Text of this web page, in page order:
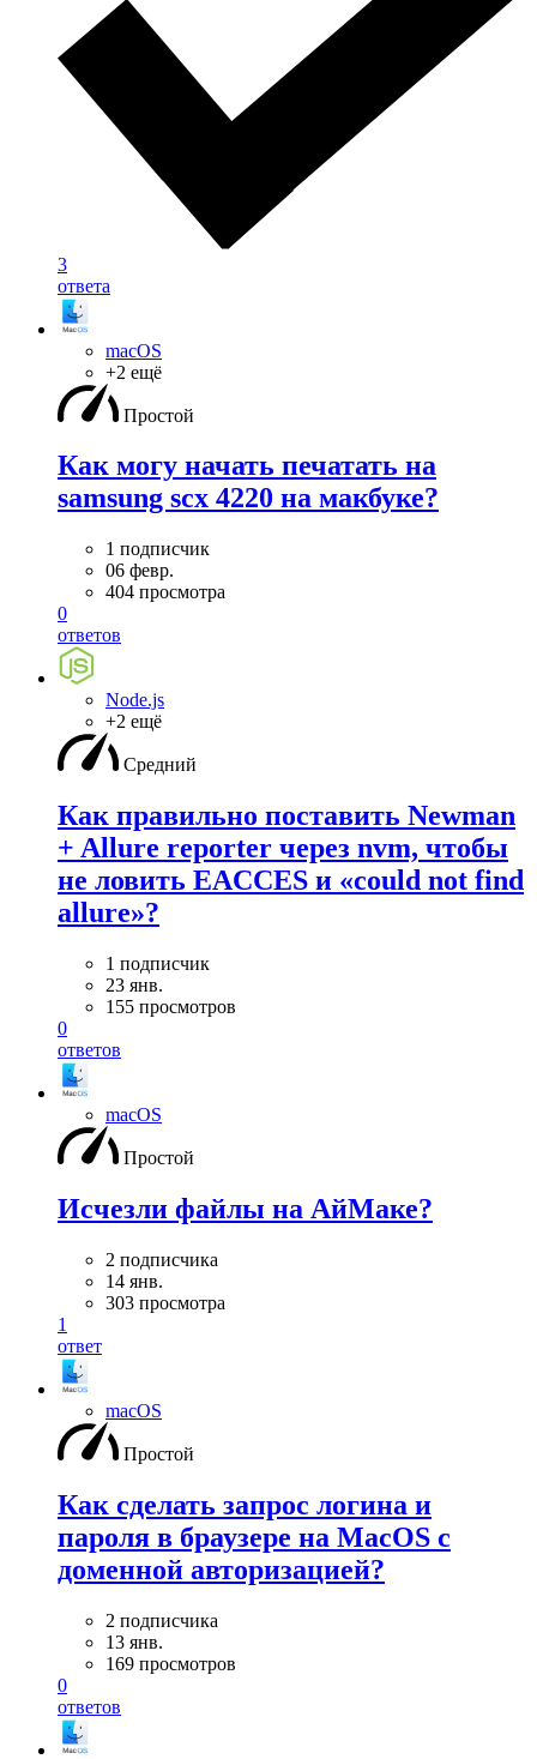
3
ответа
macOS
+2 ещё
Простой
Как могу начать печатать на
samsung scx 4220 на макбуке?
1 подписчик
06 февр.
404 просмотра
0
ответов
Node.js
+2 ещё
Средний
Как правильно поставить Newman
+ Allure reporter через nvm, чтобы
не ловить EACCES и «could not find
allure»?
1 подписчик
23 янв.
155 просмотров
0
ответов
macOS
Простой
Исчезли файлы на АйМаке?
2 подписчика
14 янв.
303 просмотра
1
ответ
macOS
Простой
Как сделать запрос логина и
пароля в браузере на MacOS с
доменной авторизацией?
2 подписчика
13 янв.
169 просмотров
0
ответов